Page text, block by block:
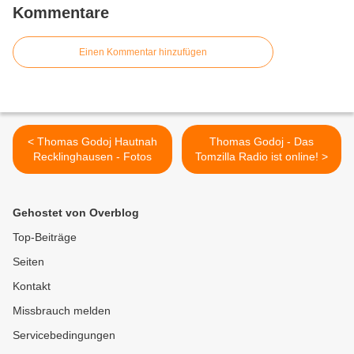
Kommentare
Einen Kommentar hinzufügen
< Thomas Godoj Hautnah
Recklinghausen - Fotos
Thomas Godoj - Das
Tomzilla Radio ist online! >
Gehostet von Overblog
Top-Beiträge
Seiten
Kontakt
Missbrauch melden
Servicebedingungen